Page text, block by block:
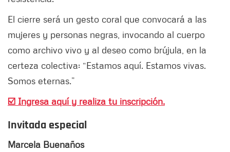
El cierre será un gesto coral que convocará a las
mujeres y personas negras, invocando al cuerpo
como archivo vivo y al deseo como brújula, en la
certeza colectiva: “Estamos aquí. Estamos vivas.
Somos eternas.”
☑️ Ingresa aquí y realiza tu inscripción.
Invitada especial
Marcela Buenaños